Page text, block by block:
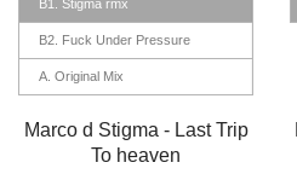
B1. Stigma rmx
B2. Fuck Under Pressure
A. Original Mix
Marco d Stigma - Last Trip
To heaven